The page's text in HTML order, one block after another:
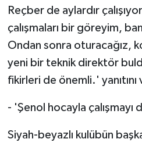
Reçber de aylardır
çalışmaları bir göreyim,
Ondan sonra oturacağız,
yeni bir teknik direktör
fikirleri de önemli.' yanıtını
- 'Şenol hocayla çalışmayı
Siyah-beyazlı kulübün